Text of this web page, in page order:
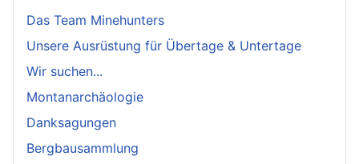
Das Team Minehunters
Unsere Ausrüstung für Übertage & Untertage
Wir suchen...
Montanarchäologie
Danksagungen
Bergbausammlung